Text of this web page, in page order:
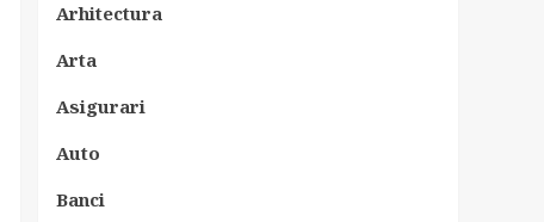
Arhitectura
Arta
Asigurari
Auto
Banci